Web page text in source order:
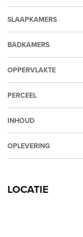
SLAAPKAMERS
BADKAMERS
OPPERVLAKTE
PERCEEL
INHOUD
OPLEVERING
LOCATIE